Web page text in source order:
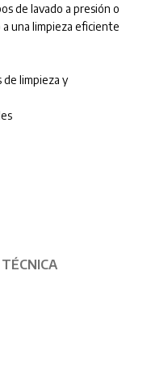
de lavado a presión o
una limpieza eficiente
de limpieza y